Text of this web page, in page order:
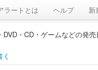
ラートとは ヘルプ 新
・CD・ゲームなどの発